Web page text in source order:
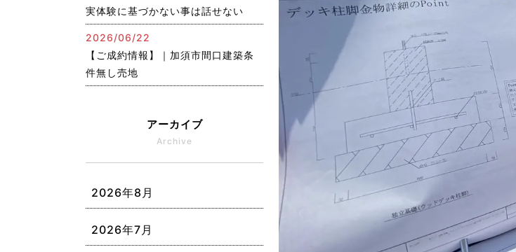
実体験に基づかない事は話せない
2026/06/22
【ご成約情報】｜加須市間口建築条
件無し売地
アーカイブ
Archive
2026年8月
2026年7月